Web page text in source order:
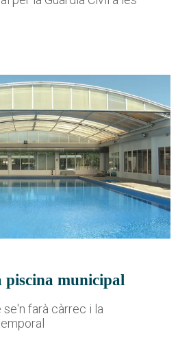
piscina municipal
farà càrrec i la